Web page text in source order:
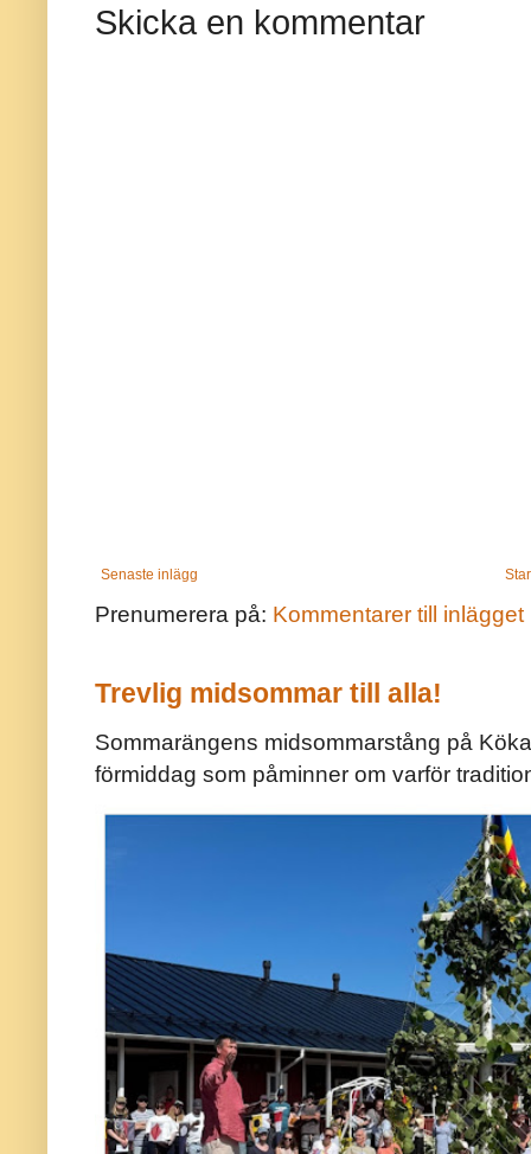
Skicka en kommentar
Senaste inlägg
Prenumerera på: Kommentarer till inlägget
Trevlig midsommar till alla!
Sommarängens midsommarstång på
förmiddag som påminner om varför